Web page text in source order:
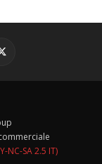
NC-SA 2.5 IT)